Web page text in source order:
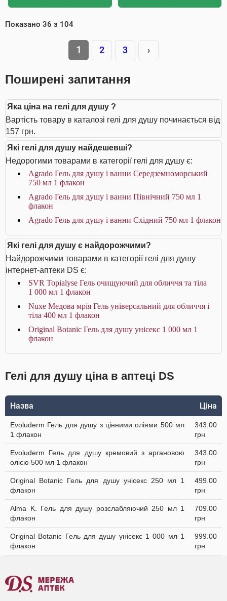
Показано 36 з 104
1 2 3 ›
Поширені запитання
Яка ціна на гелі для душу ?
Вартість товару в каталозі гелі для душу починається від
157 грн.
Які гелі для душу найдешевші?
Недорогими товарами в категорії гелі для душу є:
Agrado Гель для душу і ванни Середземноморський
750 мл 1 флакон
Agrado Гель для душу і ванни Північний 750 мл 1
флакон
Agrado Гель для душу і ванни Східний 750 мл 1 флакон
Які гелі для душу є найдорожчими?
Найдорожчими товарами в категорії гелі для душу
інтернет-аптеки DS є:
SVR Topialyse Гель очищуючий для обличчя та тіла
1 000 мл 1 флакон
Nuxe Медова мрія Гель універсальний для обличчя і
тіла 400 мл 1 флакон
Original Botanic Гель для душу унісекс 1 000 мл 1
флакон
Гелі для душу ціна в аптеці DS
Назва Ціна
Evoluderm Гель для душу з цінними оліями 500 мл
1 флакон
343.00
грн
Evoluderm Гель для душу кремовий з аргановою
олією 500 мл 1 флакон
343.00
грн
Original Botanic Гель для душу унісекс 250 мл 1
флакон
499.00
грн
Alma K. Гель для душу розслабляючий 250 мл 1
флакон
709.00
грн
Original Botanic Гель для душу унісекс 1 000 мл 1
флакон
999.00
грн